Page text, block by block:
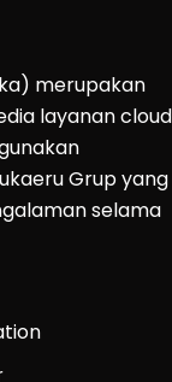
merupakan
layanan cloud
Grup yang
selama